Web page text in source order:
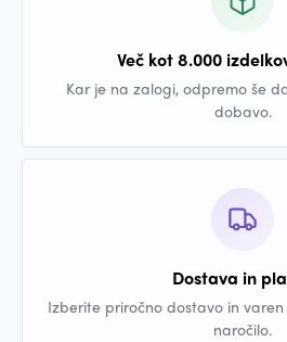
Več kot 8.000
Kar je na zalogi, odpremo še
dobavo.
Dostava in
Izberite priročno dostavo in
naročilo.